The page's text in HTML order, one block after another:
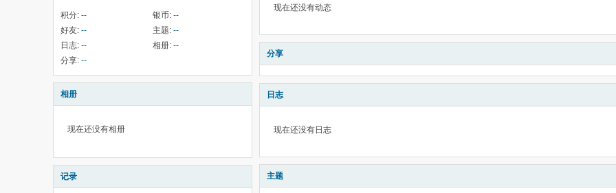
积分: -- 银币: --
好友: -- 主题: --
日志: -- 相册: --
分享: --
相册
现在还没有相册
记录
现在还没有动态
分享
日志
现在还没有日志
主题